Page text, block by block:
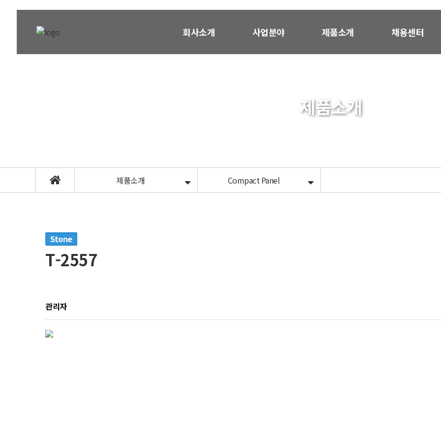
회사소개 사업분야 제품소개 채용센터
제품소개
제품소개 Compact Panel
Stone
T-2557
관리자